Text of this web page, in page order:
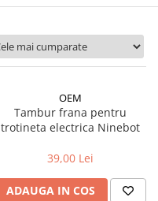
OEM
Tambur frana pentru
trotineta electrica Ninebot
39,00 Lei
ADAUGA IN COS